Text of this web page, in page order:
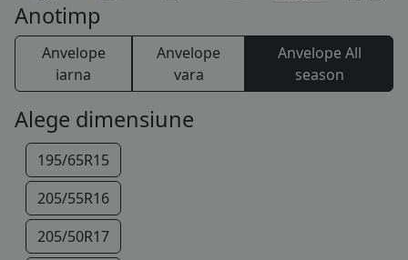
Anotimp
Anvelope
iarna
Anvelope
vara
Anvelope All
season
Alege dimensiune
195/65R15
205/55R16
205/50R17